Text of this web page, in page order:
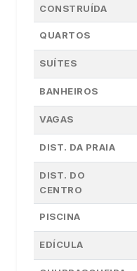
CONSTRUÍDA
QUARTOS
SUÍTES
BANHEIROS
VAGAS
DIST. DA PRAIA
DIST. DO
CENTRO
PISCINA
EDÍCULA